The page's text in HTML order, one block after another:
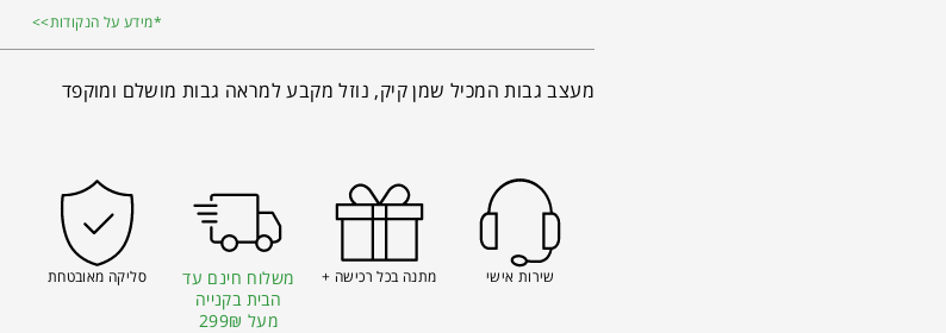
*מידע על הנקודות>>
מעצב גבות המכיל שמן קיק, נוזל מקבע למראה גבות מושלם ומוקפד
שירות אישי מתנה בכל רכישה +
משלוח חינם עד
הבית בקנייה
מעל 299₪
סליקה מאובטחת